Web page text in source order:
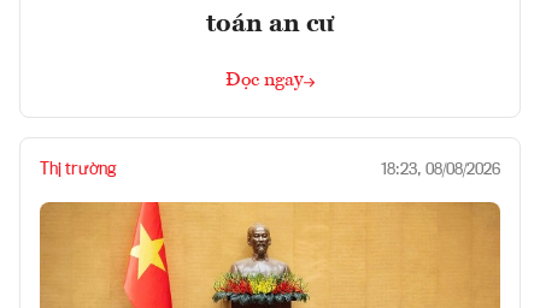
toán an cư
Đọc ngay
Thị trường 18:23, 08/08/2026